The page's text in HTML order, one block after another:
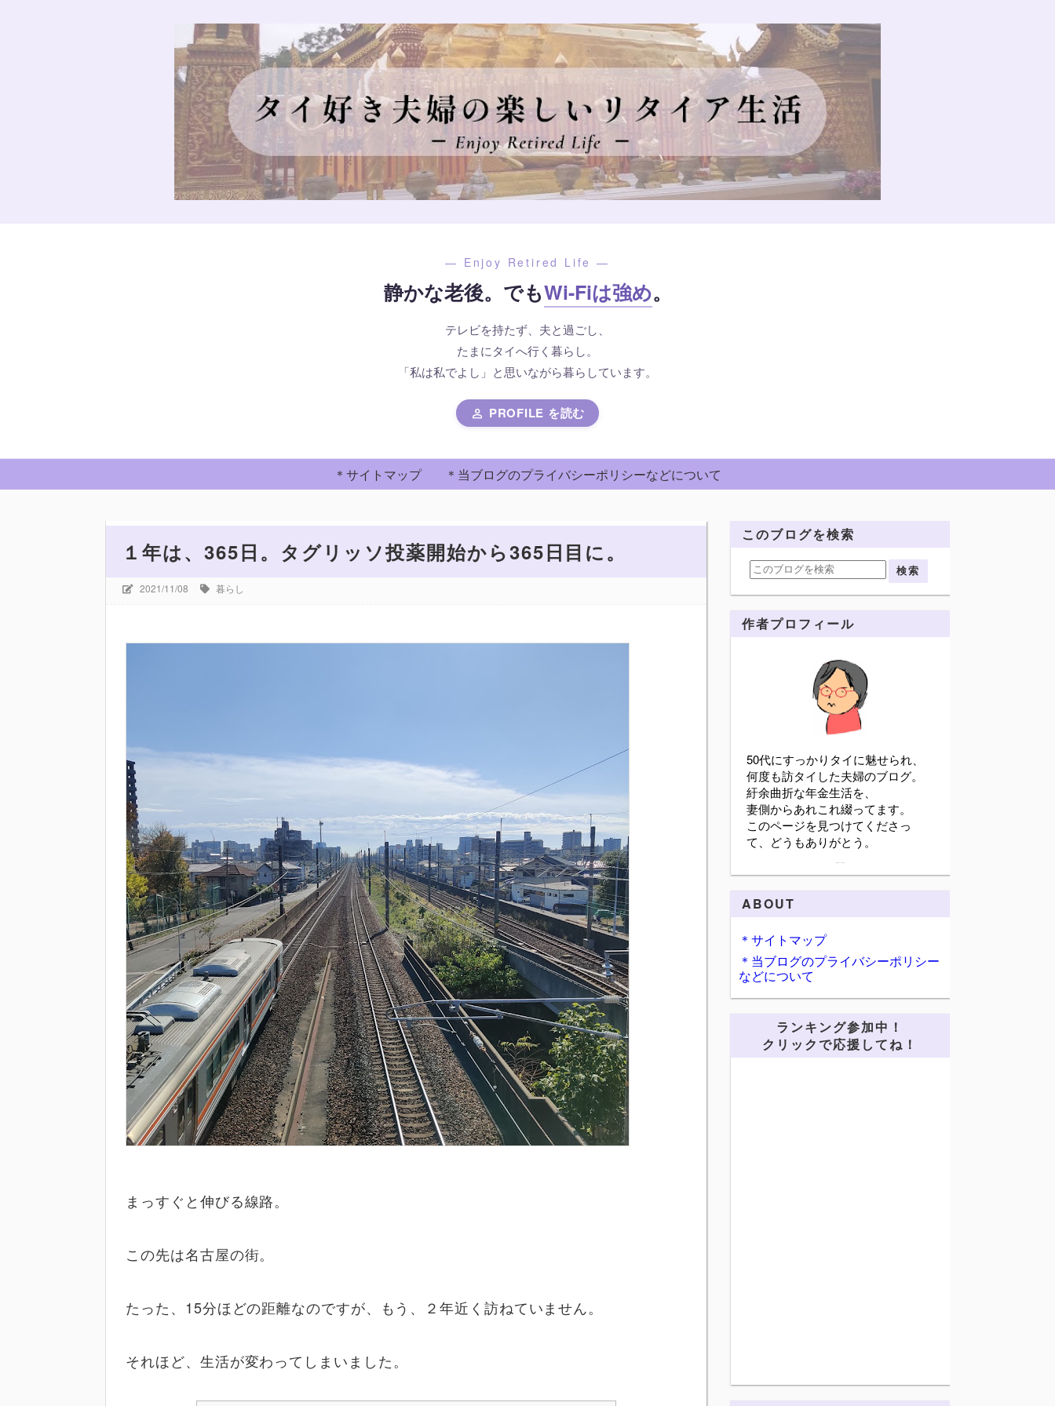
— Enjoy Retired Life —
静かな老後。でもWi-Fiは強め。
テレビを持たず、夫と過ごし、
たまにタイへ行く暮らし。
「私は私でよし」と思いながら暮らしています。
person PROFILE を読む
＊サイトマップ ＊当ブログのプライバシーポリシーなどについて
１年は、365日。タグリッソ投薬開始から365日目に。
2021/11/08 暮らし
まっすぐと伸びる線路。
この先は名古屋の街。
たった、15分ほどの距離なのですが、もう、２年近く訪ねていません。
それほど、生活が変わってしまいました。
このブログを検索
作者プロフィール
50代にすっかりタイに魅せられ、
何度も訪タイした夫婦のブログ。
紆余曲折な年金生活を、
妻側からあれこれ綴ってます。
このページを見つけてくださっ
て、どうもありがとう。
ABOUT
＊サイトマップ
＊当ブログのプライバシーポリシー
などについて
ランキング参加中！
クリックで応援してね！